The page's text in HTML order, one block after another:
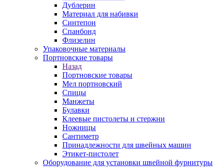
Дублерин
Материал для набивки
Синтепон
Спанбонд
Флизелин
Упаковочные материалы
Портновские товары
Назад
Портновские товары
Мел портновский
Спицы
Манжеты
Булавки
Клеевые пистолеты и стержни
Ножницы
Сантиметр
Принадлежности для швейных машин
Этикет-пистолет
Оборудование для установки швейной фурнитуры